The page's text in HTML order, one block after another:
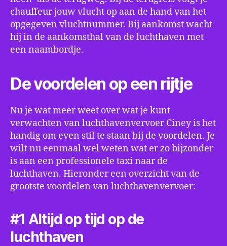
chauffeur jouw vlucht op aan de hand van het
opgegeven vluchtnummer. Bij aankomst wacht
hij in de aankomsthal van de luchthaven met
een naambordje.
De voordelen op een rijtje
Nu je wat meer weet over wat je kunt
verwachten van luchthavenvervoer Ciney is het
handig om even stil te staan bij de voordelen. Je
wilt nu eenmaal wel weten wat er zo bijzonder
is aan een professionele taxi naar de
luchthaven. Hieronder een overzicht van de
grootste voordelen van luchthavenvervoer:
#1 Altijd op tijd op de
luchthaven